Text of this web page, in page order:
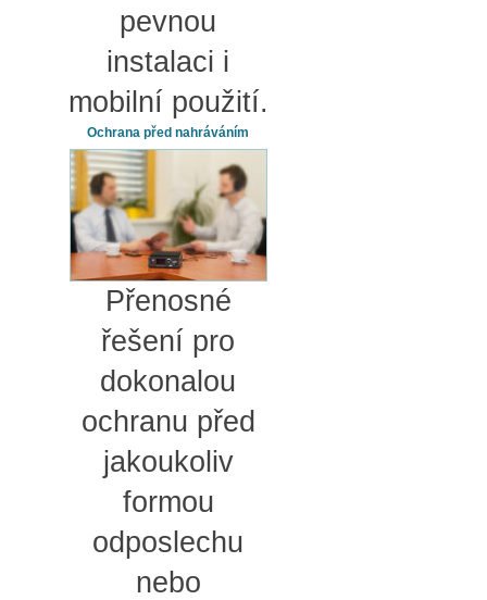
pevnou
instalaci i
mobilní použití.
Ochrana před nahráváním
Přenosné
řešení pro
dokonalou
ochranu před
jakoukoliv
formou
odposlechu
nebo